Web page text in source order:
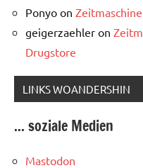
Ponyo on
geigerzaehler on
Drugstore
LINKS WOANDERSHIN
... soziale Medien
Mastodon